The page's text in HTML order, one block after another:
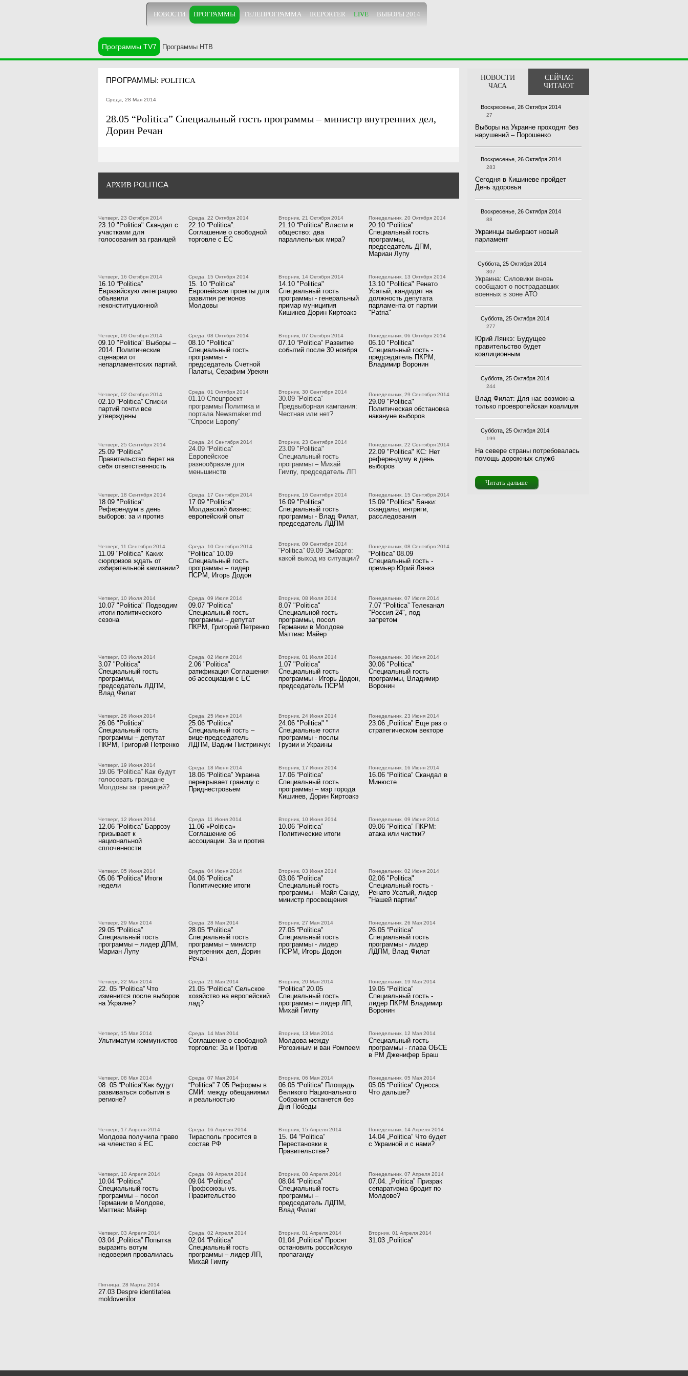
НОВОСТИ ПРОГРАММЫ ТЕЛЕПРОГРАММА IREPORTER LIVE ВЫБОРЫ 2014
Программы TV7 Программы НТВ
ПРОГРАММЫ: POLITICA
Среда, 28 Мая 2014
28.05 “Politica” Специальный гость программы – министр внутренних дел,
Дорин Речан
АРХИВ POLITICA
Четверг, 23 Октября 2014
23.10 "Politica" Скандал с
участками для
голосования за границей
Среда, 22 Октября 2014
22.10 “Politica”.
Соглашение о свободной
торговле с ЕС
Вторник, 21 Октября 2014
21.10 “Politica” Власти и
общество: два
параллельных мира?
Понедельник, 20 Октября 2014
20.10 “Politica”
Специальный гость
программы,
председатель ДПМ,
Мариан Лупу
Четверг, 16 Октября 2014
16.10 “Politica”
Евразийскую интеграцию
объявили
неконституционной
Среда, 15 Октября 2014
15. 10 “Politica”
Европейские проекты для
развития регионов
Молдовы
Вторник, 14 Октября 2014
14.10 "Politica"
Специальный гость
программы - генеральный
примар муниципия
Кишинев Дорин Киртоакэ
Понедельник, 13 Октября 2014
13.10 "Politica" Ренато
Усатый, кандидат на
должность депутата
парламента от партии
"Patria"
Четверг, 09 Октября 2014
09.10 "Politica" Выборы –
2014. Политические
сценарии от
непарламентских партий.
Среда, 08 Октября 2014
08.10 "Politica"
Специальный гость
программы -
председатель Счетной
Палаты, Серафим Урекян
Вторник, 07 Октября 2014
07.10 “Politica” Развитие
событий после 30 ноября
Понедельник, 06 Октября 2014
06.10 "Politica"
Специальный гость -
председатель ПКРМ,
Владимир Воронин
Четверг, 02 Октября 2014
02.10 “Politica” Списки
партий почти все
утверждены
Среда, 01 Октября 2014
01.10 Спецпроект
программы Политика и
портала Newsmaker.md
"Спроси Европу"
Вторник, 30 Сентября 2014
30.09 “Politica”
Предвыборная кампания:
Честная или нет?
Понедельник, 29 Сентября 2014
29.09 "Politica"
Политическая обстановка
накануне выборов
Четверг, 25 Сентября 2014
25.09 “Politica”
Правительство берет на
себя ответственность
Среда, 24 Сентября 2014
24.09 “Politica”
Европейское
разнообразие для
меньшинств
Вторник, 23 Сентября 2014
23.09 "Politica"
Специальный гость
программы – Михай
Гимпу, председатель ЛП
Понедельник, 22 Сентября 2014
22.09 "Politica" КС: Нет
референдуму в день
выборов
Четверг, 18 Сентября 2014
18.09 "Politica"
Референдум в день
выборов: за и против
Среда, 17 Сентября 2014
17.09 "Politica"
Молдавский бизнес:
европейский опыт
Вторник, 16 Сентября 2014
16.09 "Politica"
Специальный гость
программы - Влад Филат,
председатель ЛДПМ
Понедельник, 15 Сентября 2014
15.09 "Politica" Банки:
скандалы, интриги,
расследования
Четверг, 11 Сентября 2014
11.09 "Politica" Каких
сюрпризов ждать от
избирательной кампании?
Среда, 10 Сентября 2014
“Politica” 10.09
Специальный гость
программы – лидер
ПСРМ, Игорь Додон
Вторник, 09 Сентября 2014
“Politica” 09.09 Эмбарго:
какой выход из ситуации?
Понедельник, 08 Сентября 2014
“Politica” 08.09
Специальный гость -
премьер Юрий Лянкэ
Четверг, 10 Июля 2014
10.07 "Politica" Подводим
итоги политического
сезона
Среда, 09 Июля 2014
09.07 “Politica”
Специальный гость
программы – депутат
ПКРМ, Григорий Петренко
Вторник, 08 Июля 2014
8.07 "Politica"
Специальной гость
программы, посол
Германии в Молдове
Маттиас Майер
Понедельник, 07 Июля 2014
7.07 “Politica” Телеканал
"Россия 24", под
запретом
Четверг, 03 Июля 2014
3.07 "Politica"
Специальный гость
программы,
председатель ЛДПМ,
Влад Филат
Среда, 02 Июля 2014
2.06 "Politica"
ратификация Соглашения
об ассоциации с ЕС
Вторник, 01 Июля 2014
1.07 "Politica"
Специальный гость
программы - Игорь Додон,
председатель ПСРМ
Понедельник, 30 Июня 2014
30.06 "Politica"
Специальный гость
программы, Владимир
Воронин
Четверг, 26 Июня 2014
26.06 "Politica"
Специальный гость
программы – депутат
ПКРМ, Григорий Петренко
Среда, 25 Июня 2014
25.06 “Politica”
Специальный гость –
вице-председатель
ЛДПМ, Вадим Пистринчук
Вторник, 24 Июня 2014
24.06 "Politica" ”
Специальные гости
программы - послы
Грузии и Украины
Понедельник, 23 Июня 2014
23.06 „Politica” Еще раз о
стратегическом векторе
Четверг, 19 Июня 2014
19.06 “Politica” Как будут
голосовать граждане
Молдовы за границей?
Среда, 18 Июня 2014
18.06 “Politica” Украина
перекрывает границу с
Приднестровьем
Вторник, 17 Июня 2014
17.06 “Politica”
Специальный гость
программы – мэр города
Кишинев, Дорин Киртоакэ
Понедельник, 16 Июня 2014
16.06 “Politica” Скандал в
Минюсте
Четверг, 12 Июня 2014
12.06 “Politica” Баррозу
призывает к
национальной
сплоченности
Среда, 11 Июня 2014
11.06 «Politica»
Соглашение об
ассоциации. За и против
Вторник, 10 Июня 2014
10.06 “Politica”
Политические итоги
Понедельник, 09 Июня 2014
09.06 “Politica” ПКРМ:
атака или чистки?
Четверг, 05 Июня 2014
05.06 “Politica” Итоги
недели
Среда, 04 Июня 2014
04.06 “Politica”
Политические итоги
Вторник, 03 Июня 2014
03.06 “Politica”
Специальный гость
программы – Майя Санду,
министр просвещения
Понедельник, 02 Июня 2014
02.06 "Politica"
Специальный гость -
Ренато Усатый, лидер
"Нашей партии"
Четверг, 29 Мая 2014
29.05 “Politica”
Специальный гость
программы – лидер ДПМ,
Мариан Лупу
Среда, 28 Мая 2014
28.05 “Politica”
Специальный гость
программы – министр
внутренних дел, Дорин
Речан
Вторник, 27 Мая 2014
27.05 “Politica”
Специальный гость
программы - лидер
ПСРМ, Игорь Додон
Понедельник, 26 Мая 2014
26.05 “Politica”
Специальный гость
программы - лидер
ЛДПМ, Влад Филат
Четверг, 22 Мая 2014
22. 05 “Politica” Что
изменится после выборов
на Украине?
Среда, 21 Мая 2014
21.05 “Politica” Сельское
хозяйство на европейский
лад?
Вторник, 20 Мая 2014
“Politica” 20.05
Специальный гость
программы – лидер ЛП,
Михай Гимпу
Понедельник, 19 Мая 2014
19.05 “Politica”
Специальный гость -
лидер ПКРМ Владимир
Воронин
Четверг, 15 Мая 2014
Ультиматум коммунистов
Среда, 14 Мая 2014
Соглашение о свободной
торговле: За и Против
Вторник, 13 Мая 2014
Молдова между
Рогозиным и ван Ромпеем
Понедельник, 12 Мая 2014
Специальный гость
программы - глава ОБСЕ
в РМ Дженифер Браш
Четверг, 08 Мая 2014
08 .05 “Poltica”Как будут
развиваться события в
регионе?
Среда, 07 Мая 2014
“Politica” 7.05 Реформы в
СМИ: между обещаниями
и реальностью
Вторник, 06 Мая 2014
06.05 “Politica” Площадь
Великого Национального
Собрания останется без
Дня Победы
Понедельник, 05 Мая 2014
05.05 “Politica” Одесса.
Что дальше?
Четверг, 17 Апреля 2014
Молдова получила право
на членство в ЕС
Среда, 16 Апреля 2014
Тирасполь просится в
состав РФ
Вторник, 15 Апреля 2014
15. 04 “Politica”
Перестановки в
Правительстве?
Понедельник, 14 Апреля 2014
14.04 „Politica” Что будет
с Украиной и с нами?
Четверг, 10 Апреля 2014
10.04 “Politica”
Специальный гость
программы – посол
Германии в Молдове,
Маттиас Майер
Среда, 09 Апреля 2014
09.04 “Politica”
Профсоюзы vs.
Правительство
Вторник, 08 Апреля 2014
08.04 “Politica”
Специальный гость
программы –
председатель ЛДПМ,
Влад Филат
Понедельник, 07 Апреля 2014
07.04. „Politica” Призрак
сепаратизма бродит по
Молдове?
Четверг, 03 Апреля 2014
03.04 „Politica” Попытка
выразить вотум
недоверия провалилась
Среда, 02 Апреля 2014
02.04 “Politica”
Специальный гость
программы – лидер ЛП,
Михай Гимпу
Вторник, 01 Апреля 2014
01.04 „Politica” Просят
остановить российскую
пропаганду
Вторник, 01 Апреля 2014
31.03 „Politica”
Пятница, 28 Марта 2014
27.03 Despre identitatea
moldovenilor
НОВОСТИ
ЧАСА
СЕЙЧАС
ЧИТАЮТ
Воскресенье, 26 Октября 2014
27
Выборы на Украине проходят без
нарушений – Порошенко
Воскресенье, 26 Октября 2014
283
Сегодня в Кишиневе пройдет
День здоровья
Воскресенье, 26 Октября 2014
88
Украинцы выбирают новый
парламент
Суббота, 25 Октября 2014
307
Украина: Силовики вновь
сообщают о пострадавших
военных в зоне АТО
Суббота, 25 Октября 2014
277
Юрий Лянкэ: Будущее
правительство будет
коалиционным
Суббота, 25 Октября 2014
244
Влад Филат: Для нас возможна
только проевропейская коалиция
Суббота, 25 Октября 2014
199
На севере страны потребовалась
помощь дорожных служб
Читать дальше